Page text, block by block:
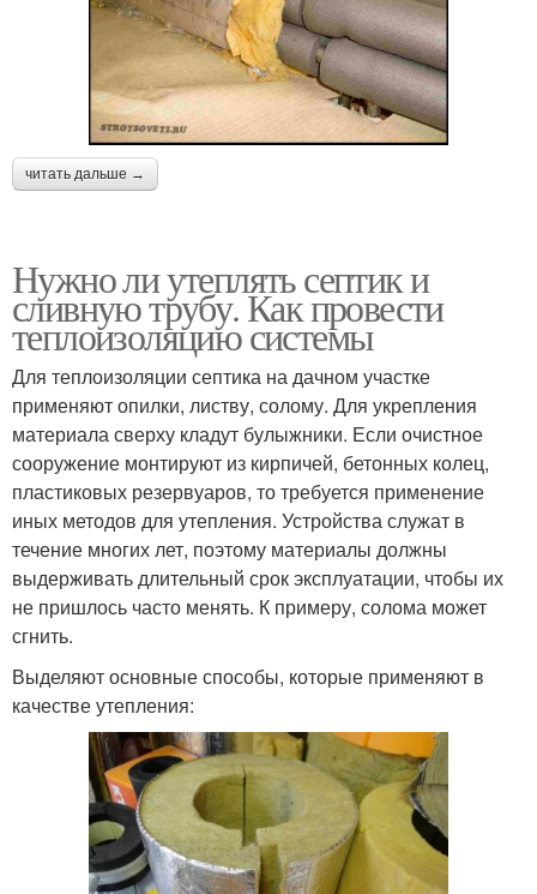
читать дальше →
Нужно ли утеплять септик и
сливную трубу. Как провести
теплоизоляцию системы
Для теплоизоляции септика на дачном участке
применяют опилки, листву, солому. Для укрепления
материала сверху кладут булыжники. Если очистное
сооружение монтируют из кирпичей, бетонных колец,
пластиковых резервуаров, то требуется применение
иных методов для утепления. Устройства служат в
течение многих лет, поэтому материалы должны
выдерживать длительный срок эксплуатации, чтобы их
не пришлось часто менять. К примеру, солома может
сгнить.
Выделяют основные способы, которые применяют в
качестве утепления: